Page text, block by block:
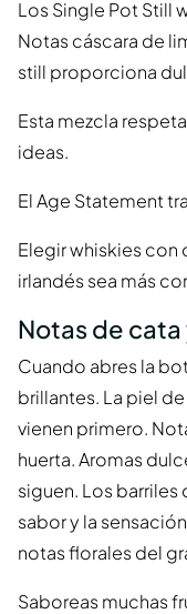
Los Single Pot Still
Notas cáscara de
still proporciona
Esta mezcla
ideas.
El Age Statement
Elegir whiskies con
irlandés sea más
Notas de
Cuando abres la
brillantes. La piel
vienen primero.
huerta. Aromas
siguen. Los
sabor y la
notas florales del
Saboreas muchas